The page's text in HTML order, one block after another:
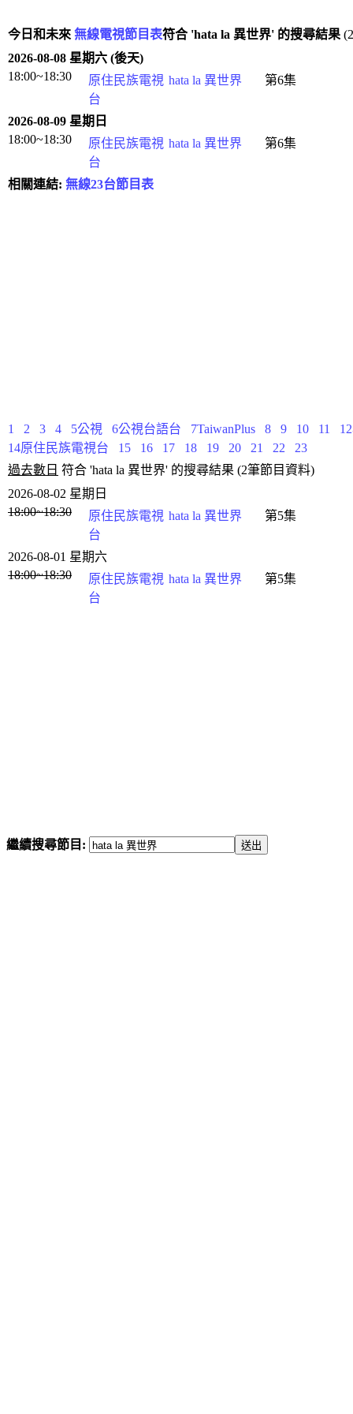
今日和未來 無線電視節目表符合 'hata la 異世界' 的搜尋結果
2026-08-08 星期六 (後天)
18:00~18:30
原住民族電視
台
hata la 異世界 第6集
2026-08-09 星期日
18:00~18:30
原住民族電視
台
hata la 異世界 第6集
相關連結: 無線23台節目表
1 2 3 4 5公視 6公視台語台 7TaiwanPlus 8 9 10 11
14原住民族電視台
15 16 17 18 19 20 21 22
23
過去數日 符合 'hata la 異世界' 的搜尋結果 (2筆節目資料)
2026-08-02 星期日
18:00~18:30
原住民族電視
台
hata la 異世界 第5集
2026-08-01 星期六
18:00~18:30
原住民族電視
台
hata la 異世界 第5集
繼續搜尋節目: